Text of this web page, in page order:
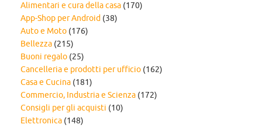
Alimentari e cura della casa (170)
App-Shop per Android (38)
Auto e Moto (176)
Bellezza (215)
Buoni regalo (25)
Cancelleria e prodotti per ufficio (162)
Casa e Cucina (181)
Commercio, Industria e Scienza (172)
Consigli per gli acquisti (10)
Elettronica (148)